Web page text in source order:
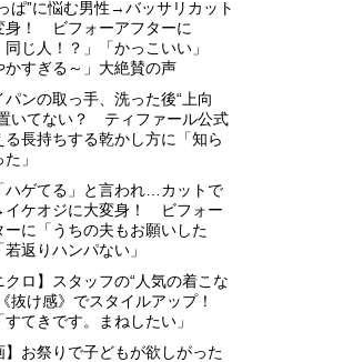
ぱ”に悩む男性→バッサリカット
身！ ビフォーアフターに
同じ人！？」「かっこいい」
かすぎる～」大絶賛の声
パンの取っ手、洗った後“上向
いてない？ ティファール公式
る長持ちする乾かし方に「知ら
」
ハゲてる」と言われ…カットで
ケオジに大変身！ ビフォー
ーに「うちの夫もお願いした
若返りハンパない」
クロ】スタッフの“人気の着こな
抜け感》でスタイルアップ！
すてきです。まねしたい」
】お祭りで子どもが欲しがった